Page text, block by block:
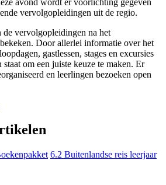
avond wordt er voorlichting gegeven
vervolgopleidingen uit de regio.
vervolgopleidingen na het
Door allerlei informatie over het
gastlessen, stages en excursies
om een juiste keuze te maken. Er
en leerlingen bezoeken open
6.2 Buitenlandse reis leerjaar